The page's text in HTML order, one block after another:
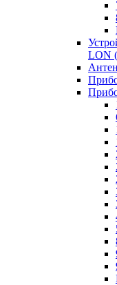
LON